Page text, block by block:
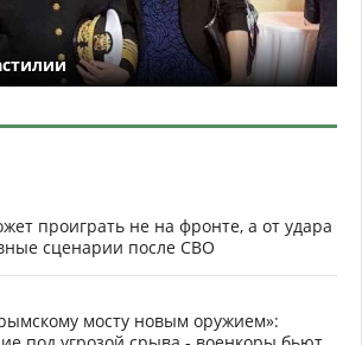
проиграть не на фронте, а от удара
сценарии после СВО
мосту новым оружием»: